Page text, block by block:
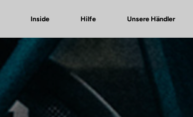
Inside Hilfe Unsere Händler